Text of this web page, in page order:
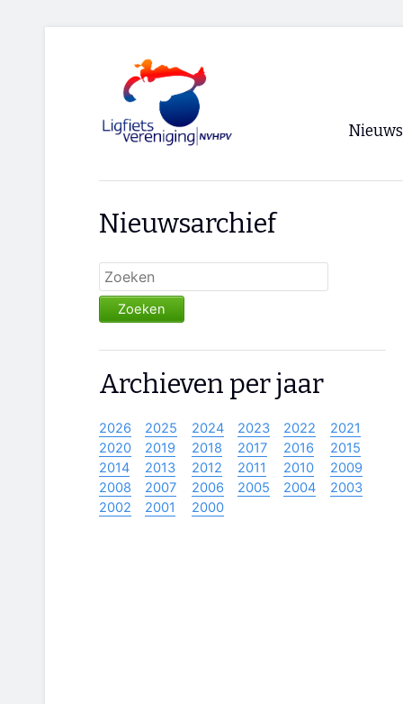
Nieuws
Nieuwsarchief
Zoeken
Archieven per jaar
2026 2025 2024 2023 2022
2021
2020
2019 2018 2017 2016
2015
2014
2013 2012 2011 2010
2009
2008
2007 2006 2005 2004
2003
2002
2001 2000